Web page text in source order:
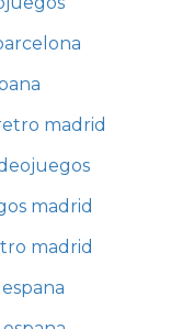
madrid
madrid
madrid